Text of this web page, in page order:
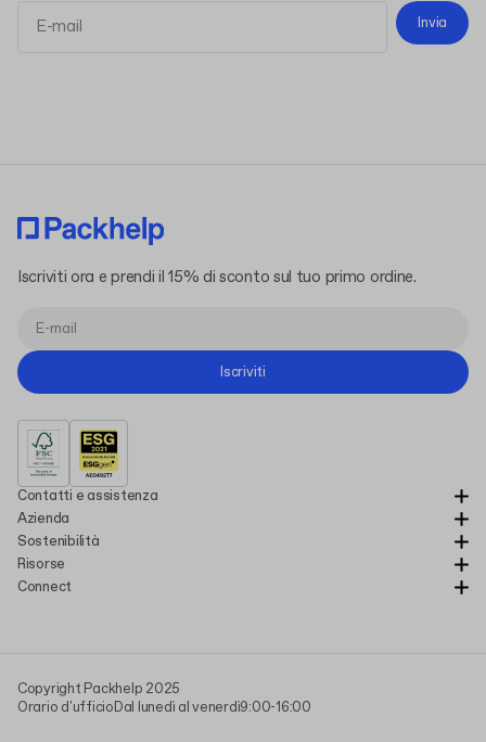
Invia
Contatti e assistenza
Azienda
Sostenibilità
Risorse
Connect
Iscriviti ora e prendi il 15% di sconto sul tuo primo ordine.
Iscriviti
Copyright Packhelp 2025
Orario d'ufficioDal lunedì al venerdì9:00-16:00